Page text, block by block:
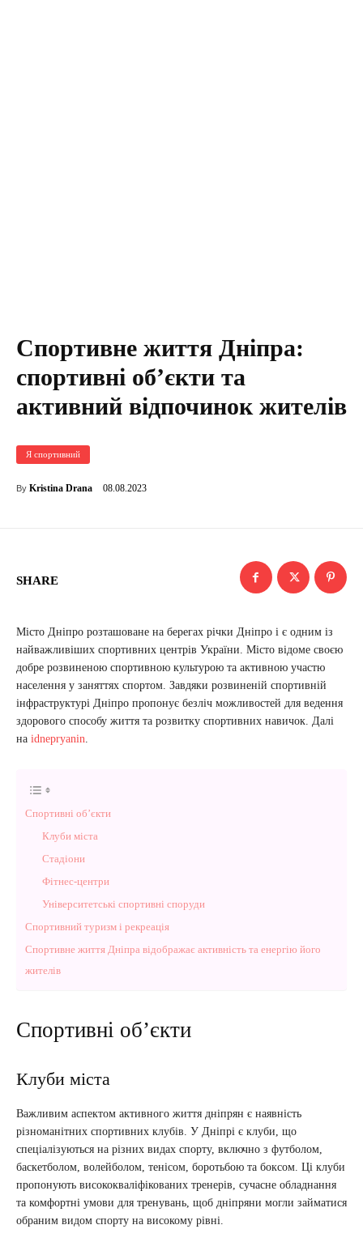
Спортивне життя Дніпра:
спортивні об’єкти та
активний відпочинок жителів
Я спортивний
By Kristina Drana 08.08.2023
SHARE
Місто Дніпро розташоване на берегах річки Дніпро і є одним із
найважливіших спортивних центрів України. Місто відоме своєю
добре розвиненою спортивною культурою та активною участю
населення у заняттях спортом. Завдяки розвиненій спортивній
інфраструктурі Дніпро пропонує безліч можливостей для ведення
здорового способу життя та розвитку спортивних навичок. Далі
на idnepryanin.
Спортивні об’єкти
Клуби міста
Стадіони
Фітнес-центри
Університетські спортивні споруди
Спортивний туризм і рекреація
Спортивне життя Дніпра відображає активність та енергію його
жителів
Спортивні об’єкти
Клуби міста
Важливим аспектом активного життя дніпрян є наявність
різноманітних спортивних клубів. У Дніпрі є клуби, що
спеціалізуються на різних видах спорту, включно з футболом,
баскетболом, волейболом, тенісом, боротьбою та боксом. Ці клуби
пропонують висококваліфікованих тренерів, сучасне обладнання
та комфортні умови для тренувань, щоб дніпряни могли займатися
обраним видом спорту на високому рівні.